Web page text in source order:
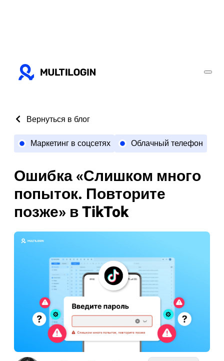
Вернуться в блог
Маркетинг в соцсетях
Облачный телефон
Ошибка «Слишком много
попыток. Повторите
позже» в TikTok